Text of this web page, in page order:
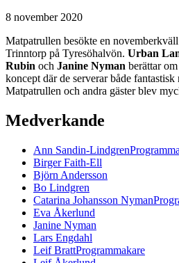
8 november 2020
Matpatrullen besökte en
Trinntorp på Tyresöhalvön. Urban
Rubin och Janine Nyman berättar
koncept där de serverar både
Matpatrullen och andra gäster blev
Medverkande
Ann Sandin-Lindgren
Birger Faith-Ell
Björn Andersson
Bo Lindgren
Catarina Johansson Nyman
Eva Åkerlund
Janine Nyman
Lars Engdahl
Leif BrattProgrammakare